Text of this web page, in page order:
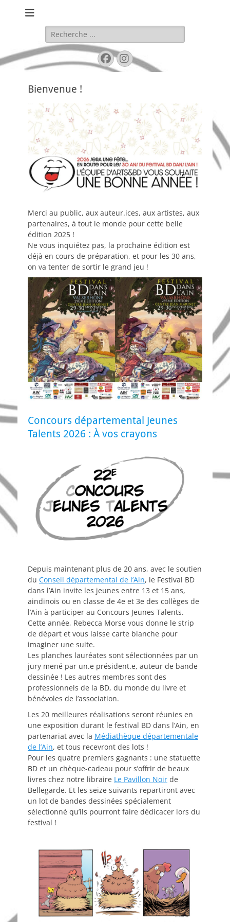
Rechercher :
Facebook
Instagram
Bienvenue !
Merci au public, aux auteur.ices, aux artistes, aux
partenaires, à tout le monde pour cette belle
édition 2025 !
Ne vous inquiétez pas, la prochaine édition est
déjà en cours de préparation, et pour les 30 ans,
on va tenter de sortir le grand jeu !
Concours départemental Jeunes
Talents 2026 : À vos crayons
Depuis maintenant plus de 20 ans, avec le soutien
du Conseil départemental de l’Ain, le Festival BD
dans l’Ain invite les jeunes entre 13 et 15 ans,
aindinois ou en classe de 4e et 3e des collèges de
l’Ain à participer au Concours Jeunes Talents.
Cette année, Rebecca Morse vous donne le strip
de départ et vous laisse carte blanche pour
imaginer une suite.
Les planches lauréates sont sélectionnées par un
jury mené par un.e président.e, auteur de bande
dessinée ! Les autres membres sont des
professionnels de la BD, du monde du livre et
bénévoles de l’association.
Les 20 meilleures réalisations seront réunies en
une exposition durant le festival BD dans l’Ain, en
partenariat avec la Médiathèque départementale
de l’Ain, et tous recevront des lots !
Pour les quatre premiers gagnants : une statuette
BD et un chèque-cadeau pour s’offrir de beaux
livres chez notre libraire Le Pavillon Noir de
Bellegarde. Et les seize suivants repartiront avec
un lot de bandes dessinées spécialement
sélectionné qu’ils pourront faire dédicacer lors du
festival !